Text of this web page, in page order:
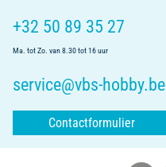
+32 50 89 35 27
Ma. tot Zo. van 8.30 tot 16 uur
service@vbs-hobby.be
Contactformulier